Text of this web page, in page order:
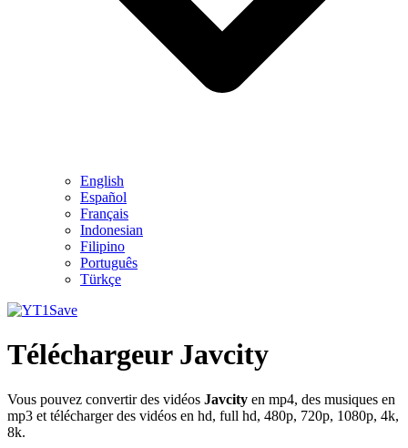
English
Español
Français
Indonesian
Filipino
Português
Türkçe
Téléchargeur Javcity
Vous pouvez convertir des vidéos Javcity en mp4, des musiques en
mp3 et télécharger des vidéos en hd, full hd, 480p, 720p, 1080p, 4k,
8k.